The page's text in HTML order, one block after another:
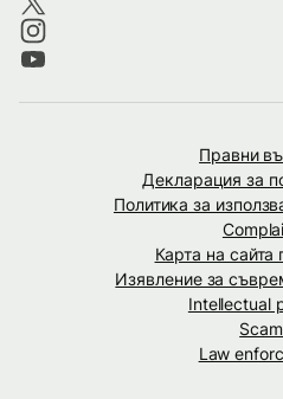
Правни
Декларация за
Политика за
Карта на
Изявление за
Intellectual
Law